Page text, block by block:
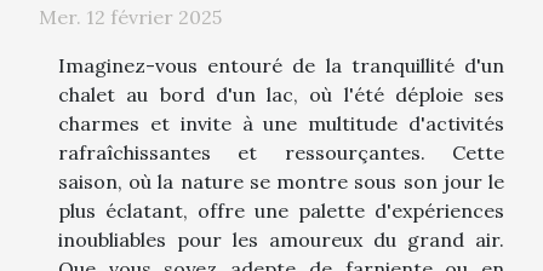
Mer. 12 février 2025
Imaginez-vous entouré de la tranquillité d'un
chalet au bord d'un lac, où l'été déploie ses
charmes et invite à une multitude d'activités
rafraîchissantes et ressourçantes. Cette
saison, où la nature se montre sous son jour le
plus éclatant, offre une palette d'expériences
inoubliables pour les amoureux du grand air.